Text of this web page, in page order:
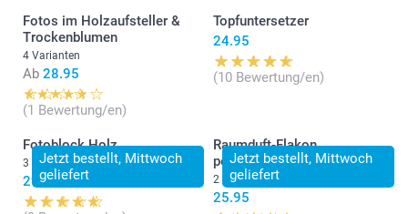
Fotos im Holzaufsteller &
Trockenblumen
4 Varianten
Ab 28.95
(1 Bewertung/en)
Topfuntersetzer
24.95
(10 Bewertung/en)
Jetzt bestellt, Mittwoch
geliefert
Fotoblock Holz
3 Varianten
29.95
Jetzt bestellt, Mittwoch
geliefert
Raumduft-Flakon
personalisiert
2 Varianten
25.95